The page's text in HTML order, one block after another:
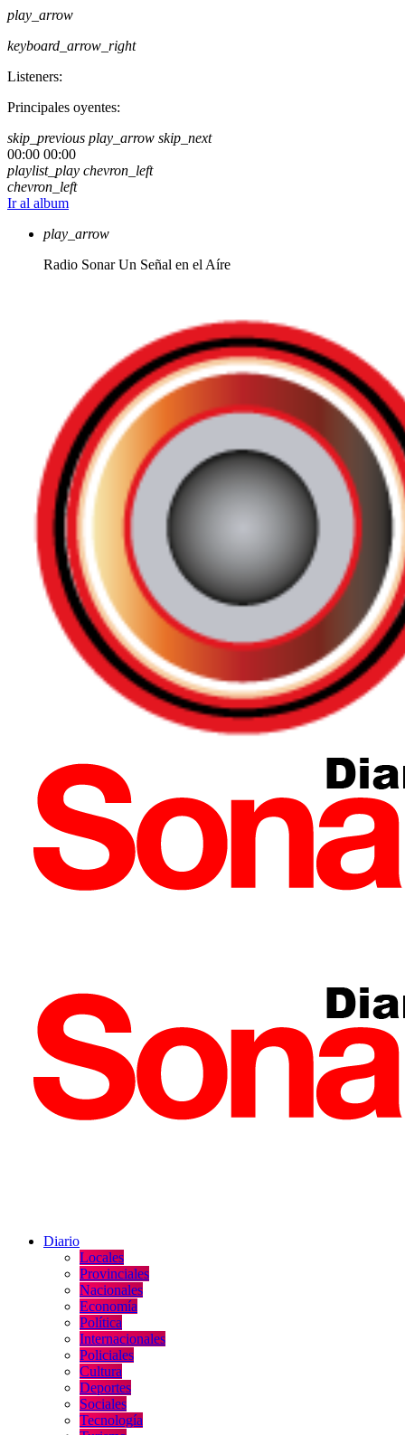
play_arrow
keyboard_arrow_right
Listeners:
Principales oyentes:
skip_previous play_arrow skip_next
00:00 00:00
playlist_play chevron_left
chevron_left
Ir al album
play_arrow
Radio Sonar Un Señal en el Aíre
Diario
Locales
Provinciales
Nacionales
Economía
Política
Internacionales
Policiales
Cultura
Deportes
Sociales
Tecnología